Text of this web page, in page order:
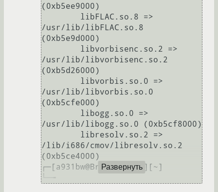
(0xb5ee9000)
/usr/lib/libFLAC.so.8
(0xb5e9d000)
/usr/lib/libvorbisenc.so.2
(0xb5d26000)
/usr/lib/libvorbis.so.0
(0xb5cfe000)
/usr/lib/libogg.so.0 (0xb5cf8000)
/lib/i686/cmov/libresolv.so.2
(0xb5ce4000)
┌─[a931bw@Brutus-F3Sg][~]
Развернуть